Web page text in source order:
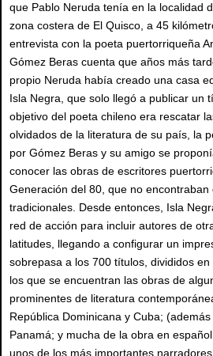
que Pablo Neruda tenía en la localidad
zona costera de El Quisco, a 45
entrevista con la poeta puertorriqueña
Gómez Beras cuenta que años más
propio Neruda había creado una casa
Isla Negra, que solo llegó a publicar un
objetivo del poeta chileno era rescatar
olvidados de la literatura de su país, la
por Gómez Beras y su amigo se
conocer las obras de escritores
Generación del 80, que no encontraban
tradicionales. Desde entonces, Isla
red de acción para incluir autores de
latitudes, llegando a configurar un
sobrepasa a los 700 títulos, divididos
los que se encuentran las obras de
prominentes de literatura
República Dominicana y Cuba;
Panamá; y mucha de la obra en
unos de los más importantes